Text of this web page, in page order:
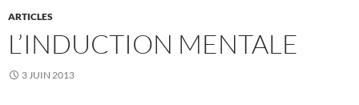
ARTICLES
L’INDUCTION MENTALE
3 JUIN 2013